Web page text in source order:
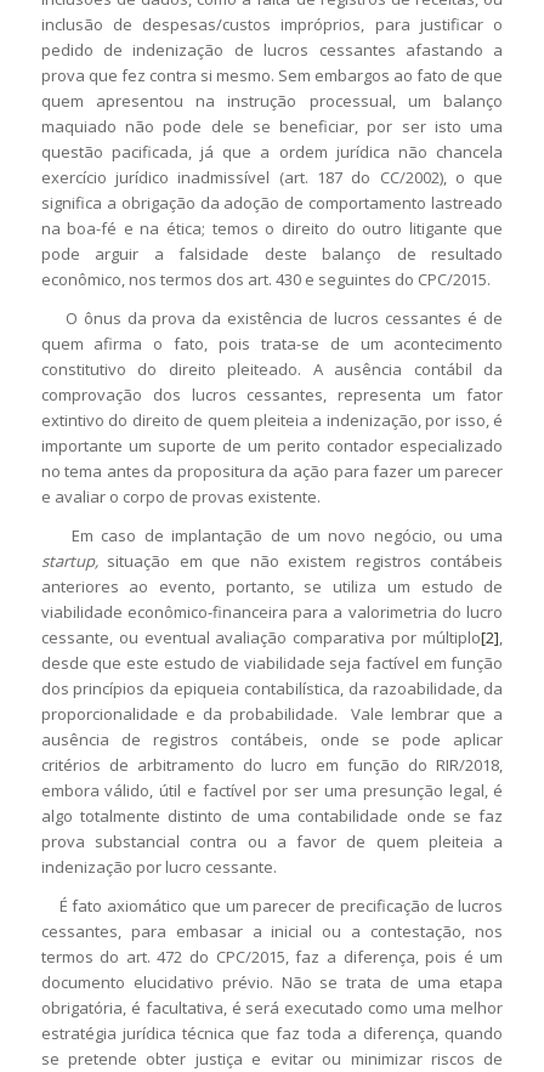
inclusão de despesas/custos impróprios, para justificar o
pedido de indenização de lucros cessantes afastando a
prova que fez contra si mesmo. Sem embargos ao fato de que
quem apresentou na instrução processual, um balanço
maquiado não pode dele se beneficiar, por ser isto uma
questão pacificada, já que a ordem jurídica não chancela
exercício jurídico inadmissível (art. 187 do CC/2002), o que
significa a obrigação da adoção de comportamento lastreado
na boa-fé e na ética; temos o direito do outro litigante que
pode arguir a falsidade deste balanço de resultado
econômico, nos termos dos art. 430 e seguintes do CPC/2015.
O ônus da prova da existência de lucros cessantes é de
quem afirma o fato, pois trata-se de um acontecimento
constitutivo do direito pleiteado. A ausência contábil da
comprovação dos lucros cessantes, representa um fator
extintivo do direito de quem pleiteia a indenização, por isso, é
importante um suporte de um perito contador especializado
no tema antes da propositura da ação para fazer um parecer
e avaliar o corpo de provas existente.
Em caso de implantação de um novo negócio, ou uma
startup,situação em que não existem registros contábeis
anteriores ao evento, portanto, se utiliza um estudo de
viabilidade econômico-financeira para a valorimetria do lucro
cessante, ou eventual avaliação comparativa por múltiplo[2],
desde que este estudo de viabilidade seja factível em função
dos princípios da epiqueia contabilística, da razoabilidade, da
proporcionalidade e da probabilidade. Vale lembrar que a
ausência de registros contábeis, onde se pode aplicar
critérios de arbitramento do lucro em função do RIR/2018,
embora válido, útil e factível por ser uma presunção legal, é
algo totalmente distinto de uma contabilidade onde se faz
prova substancial contra ou a favor de quem pleiteia a
indenização por lucro cessante.
É fato axiomático que um parecer de precificação de lucros
cessantes, para embasar a inicial ou a contestação, nos
termos do art. 472 do CPC/2015, faz a diferença, pois é um
documento elucidativo prévio. Não se trata de uma etapa
obrigatória, é facultativa, é será executado como uma melhor
estratégia jurídica técnica que faz toda a diferença, quando
se pretende obter justiça e evitar ou minimizar riscos de